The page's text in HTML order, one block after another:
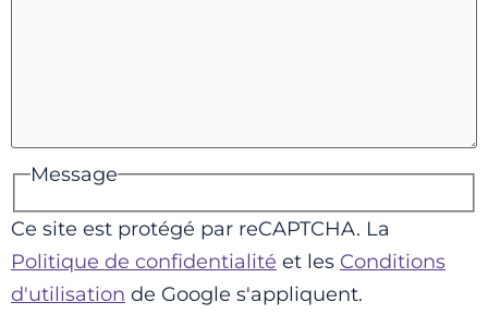
Message
Ce site est protégé par reCAPTCHA. La
Politique de confidentialité et les Conditions
d'utilisation de Google s'appliquent.